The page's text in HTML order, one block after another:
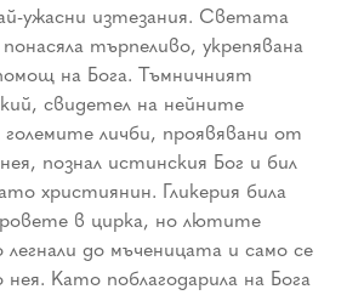
ужасни изтезания. Светата
търпеливо, укрепявана
на Бога. Тъмничният
, свидетел на нейните
личби, проявявани от
познал истинския Бог и бил
християнин. Гликерия била
в цирка, но лютите
легнали до мъченицата и само се
нея. Като поблагодарила на Бога